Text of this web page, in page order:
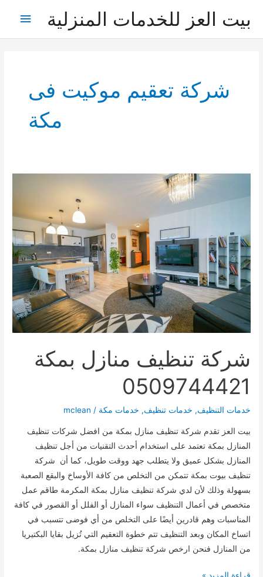
بيت العز للخدمات المنزلية
شركة تعقيم موكيت فى
مكة
شركة تنظيف منازل بمكة
0509744421
خدمات التنظيف, خدمات تنظيف, خدمات مكة /
mclean
بيت العز تقدم شركة تنظيف منازل بمكة من افضل شركات تنظيف
المنازل بمكة تعتمد على استخدام أحدث التقنيات من أجل تنظيف
المنازل بشكل عميق ولا يتطلب جهد ووقت طويل، كما أن شركة
تنظيف بيوت بمكة تتمكن من التخلص من كافة الأوساخ والبقع الصعبة
بسهولة وذلك لأن لدي شركة تنظيف منازل بمكة المكرمة طاقم عمل
متخصص في أعمال التنظيف سواء المنازل أو الفلل أو القصور في كافة
المناسبات وهم قادرين أيضًا على التخلص من أي فوضى تتسبب في
اتساخ المكان وبعد التنظيف تتم خطوة التعقيم التي تُزيل بقايا البكتيريا
من المنازل فنحن ارخص شركة تنظيف منازل بمكة.
شركة